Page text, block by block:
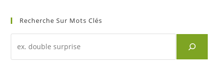
Recherche Sur Mots Clés
d'un